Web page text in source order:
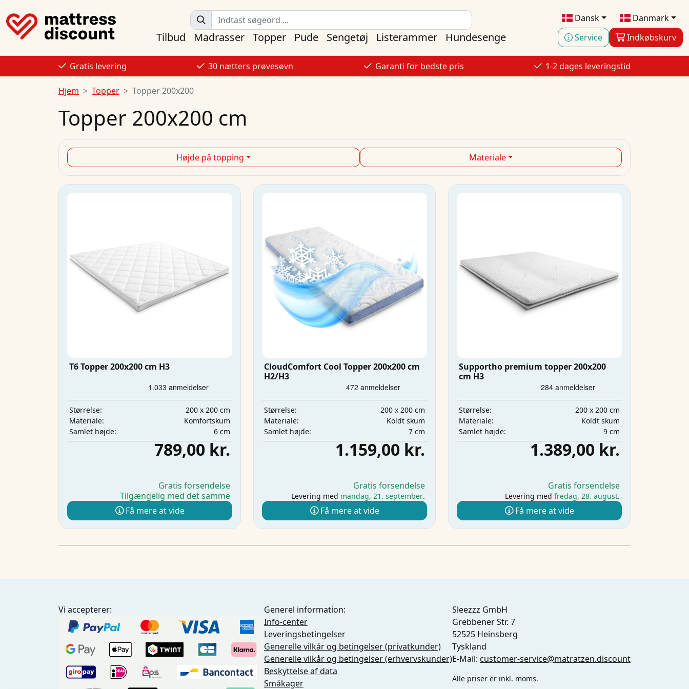
Dansk
Danmark
Service
Indkøbskurv
Tilbud Madrasser Topper Pude Sengetøj Listerammer Hundesenge
Gratis levering 30 nætters prøvesøvn Garanti for bedste pris 1-2 dages leveringstid
Hjem Topper Topper 200x200
Topper 200x200 cm
Højde på topping Materiale
T6 Topper 200x200 cm H3
Størrelse:
200 x 200 cm
Materiale:
Komfortskum
Samlet højde:
6 cm
789,00 kr.
Gratis forsendelse
Tilgængelig med det samme
Få mere at vide
CloudComfort Cool Topper 200x200 cm
H2/H3
Størrelse:
200 x 200 cm
Materiale:
Koldt skum
Samlet højde:
7 cm
1.159,00 kr.
Gratis forsendelse
Levering med mandag, 21. september.
Få mere at vide
Supportho premium topper 200x200
cm H3
Størrelse:
200 x 200 cm
Materiale:
Koldt skum
Samlet højde:
9 cm
1.389,00 kr.
Gratis forsendelse
Levering med fredag, 28. august.
Få mere at vide
Vi accepterer:
Generel information:
Info-center
Leveringsbetingelser
Generelle vilkår og betingelser (privatkunder)
Generelle vilkår og betingelser (erhvervskunder)
Beskyttelse af data
Småkager
Sleezzz GmbH
Grebbener Str. 7
52525 Heinsberg
Tyskland
E-Mail: customer-service@matratzen.discount
Alle priser er inkl. moms.